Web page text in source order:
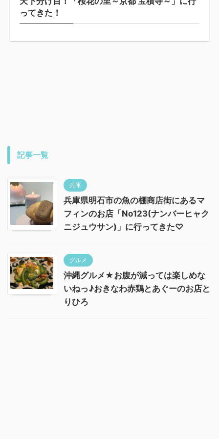
ってきた！
記事一覧
兵庫
兵庫県明石市の魚の棚商店街にあるマ
フィンのお店「No123(ナンバーヒャク
ニジュウサン)」に行ってきた♡
グルメ
沖縄グルメ★お腹が減っては楽しめな
いねっ♪おきなわ赤鶏とあぐーのお店と
りひろ